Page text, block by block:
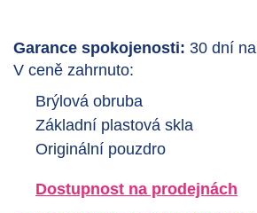
Garance spokojenosti: 30 dní
V ceně zahrnuto:
Brýlová obruba
Základní plastová skla
Originální pouzdro
Dostupnost na prodejnách